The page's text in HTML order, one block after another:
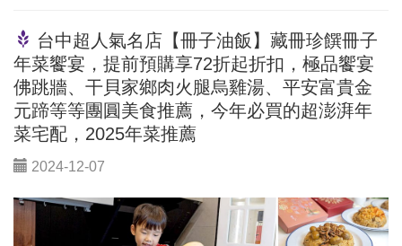
台中超人氣名店【冊子油飯】藏冊珍饌冊子
年菜饗宴，提前預購享72折起折扣，極品饗宴
佛跳牆、干貝家鄉肉火腿烏雞湯、平安富貴金
元蹄等等團圓美食推薦，今年必買的超澎湃年
菜宅配，2025年菜推薦
2024-12-07